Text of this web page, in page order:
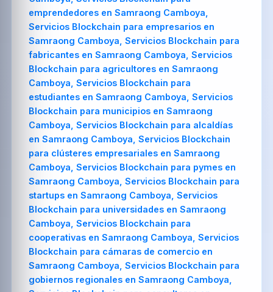
emprendedores en Samraong Camboya,
Servicios Blockchain para empresarios en
Samraong Camboya, Servicios Blockchain para
fabricantes en Samraong Camboya, Servicios
Blockchain para agricultores en Samraong
Camboya, Servicios Blockchain para
estudiantes en Samraong Camboya, Servicios
Blockchain para municipios en Samraong
Camboya, Servicios Blockchain para alcaldías
en Samraong Camboya, Servicios Blockchain
para clústeres empresariales en Samraong
Camboya, Servicios Blockchain para pymes en
Samraong Camboya, Servicios Blockchain para
startups en Samraong Camboya, Servicios
Blockchain para universidades en Samraong
Camboya, Servicios Blockchain para
cooperativas en Samraong Camboya, Servicios
Blockchain para cámaras de comercio en
Samraong Camboya, Servicios Blockchain para
gobiernos regionales en Samraong Camboya,